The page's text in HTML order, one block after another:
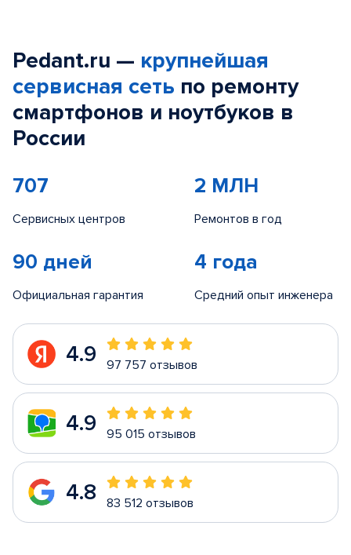
Pedant.ru — крупнейшая
сервисная сеть по ремонту
смартфонов и ноутбуков в
России
707
Сервисных центров
2 МЛН
Ремонтов в год
90 дней
Официальная гарантия
4 года
Средний опыт инженера
4.9 97 757 отзывов
4.9 95 015 отзывов
4.8 83 512 отзывов